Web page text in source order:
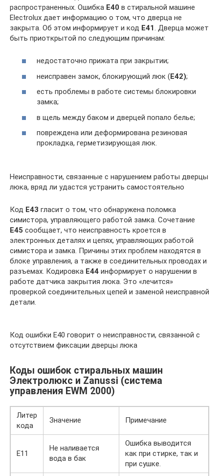
распространенных. Ошибка Е40 в стиральной машине
Electrolux дает информацию о том, что дверца не
закрыта. Об этом информирует и код E41. Дверца может
быть приоткрытой по следующим причинам:
недостаточно прижата при закрытии;
неисправен замок, блокирующий люк (E42);
есть проблемы в работе системы блокировки
замка;
в щель между баком и дверцей попало белье;
повреждена или деформирована резиновая
прокладка, герметизирующая люк.
Неисправности, связанные с нарушением работы дверцы
люка, вряд ли удастся устранить самостоятельно
Код E43 гласит о том, что обнаружена поломка
симистора, управляющего работой замка. Сочетание
E45 сообщает, что неисправность кроется в
электронных деталях и цепях, управляющих работой
симистора и замка. Причины этих проблем находятся в
блоке управления, а также в соединительных проводах и
разъемах. Кодировка E44 информирует о нарушении в
работе датчика закрытия люка. Это «лечится»
проверкой соединительных цепей и заменой неисправной
детали.
Код ошибки E40 говорит о неисправности, связанной с
отсутствием фиксации дверцы люка
Коды ошибок стиральных машин
Электролюкс и Zanussi (система
управления EWM 2000)
Литер
кода
Значение Примечание
Е11
Не наливается
вода в бак
Ошибка выводится
как при стирке, так и
при сушке.